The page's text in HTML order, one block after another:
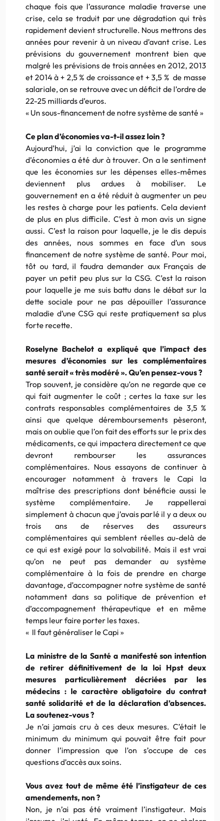
chaque fois que l’assurance maladie traverse une
crise, cela se traduit par une dégradation qui très
rapidement devient structurelle. Nous mettrons des
années pour revenir à un niveau d’avant crise. Les
prévisions du gouvernement montrent bien que
malgré les prévisions de trois années en 2012, 2013
et 2014 à + 2,5 % de croissance et + 3,5 % de masse
salariale, on se retrouve avec un déficit de l’ordre de
22-25 milliards d’euros.
« Un sous-financement de notre système de santé »
Ce plan d’économies va-t-il assez loin ?
Aujourd’hui, j’ai la conviction que le programme
d’économies a été dur à trouver. On a le sentiment
que les économies sur les dépenses elles-mêmes
deviennent plus ardues à mobiliser. Le
gouvernement en a été réduit à augmenter un peu
les restes à charge pour les patients. Cela devient
de plus en plus difficile. C’est à mon avis un signe
aussi. C’est la raison pour laquelle, je le dis depuis
des années, nous sommes en face d’un sous
financement de notre système de santé. Pour moi,
tôt ou tard, il faudra demander aux Français de
payer un petit peu plus sur la CSG. C’est la raison
pour laquelle je me suis battu dans le débat sur la
dette sociale pour ne pas dépouiller l’assurance
maladie d’une CSG qui reste pratiquement sa plus
forte recette.
Roselyne Bachelot a expliqué que l’impact des
mesures d’économies sur les complémentaires
santé serait « très modéré ». Qu’en pensez-vous ?
Trop souvent, je considère qu’on ne regarde que ce
qui fait augmenter le coût ; certes la taxe sur les
contrats responsables complémentaires de 3,5 %
ainsi que quelque déremboursements pèseront,
mais on oublie que l’on fait des efforts sur le prix des
médicaments, ce qui impactera directement ce que
devront rembourser les assurances
complémentaires. Nous essayons de continuer à
encourager notamment à travers le Capi la
maîtrise des prescriptions dont bénéficie aussi le
système complémentaire. Je rappellerai
simplement à chacun que j’avais parlé il y a deux ou
trois ans de réserves des assureurs
complémentaires qui semblent réelles au-delà de
ce qui est exigé pour la solvabilité. Mais il est vrai
qu’on ne peut pas demander au système
complémentaire à la fois de prendre en charge
davantage, d’accompagner notre système de santé
notamment dans sa politique de prévention et
d’accompagnement thérapeutique et en même
temps leur faire porter les taxes.
« Il faut généraliser le Capi »
La ministre de la Santé a manifesté son intention
de retirer définitivement de la loi Hpst deux
mesures particulièrement décriées par les
médecins : le caractère obligatoire du contrat
santé solidarité et de la déclaration d’absences.
La soutenez-vous ?
Je n’ai jamais cru à ces deux mesures. C’était le
minimum du minimum qui pouvait être fait pour
donner l’impression que l’on s’occupe de ces
questions d’accès aux soins.
Vous avez tout de même été l’instigateur de ces
amendements, non ?
Non, je n’ai pas été vraiment l’instigateur. Mais